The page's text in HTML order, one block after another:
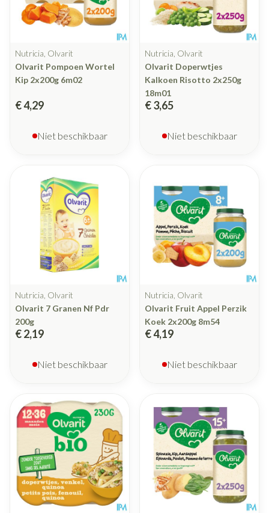
Nutricia, Olvarit
Olvarit Pompoen Wortel
Kip 2x200g 6m02
€ 4,29
Niet beschikbaar
Nutricia, Olvarit
Olvarit Doperwtjes
Kalkoen Risotto 2x250g
18m01
€ 3,65
Niet beschikbaar
Nutricia, Olvarit
Olvarit 7 Granen Nf Pdr
200g
€ 2,19
Niet beschikbaar
Nutricia, Olvarit
Olvarit Fruit Appel Perzik
Koek 2x200g 8m54
€ 4,19
Niet beschikbaar